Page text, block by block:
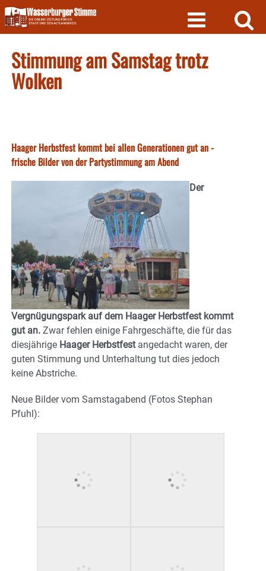
Skip
to
content
Stimmung am Samstag trotz
Wolken
Haager Herbstfest kommt bei allen Generationen gut an -
frische Bilder von der Partystimmung am Abend
Der
Vergnügungspark auf dem Haager Herbstfest kommt
gut an. Zwar fehlen einige Fahrgeschäfte, die für das
diesjährige Haager Herbstfestangedacht waren, der
guten Stimmung und Unterhaltung tut dies jedoch
keine Abstriche.
Neue Bilder vom Samstagabend (Fotos Stephan
Pfuhl):